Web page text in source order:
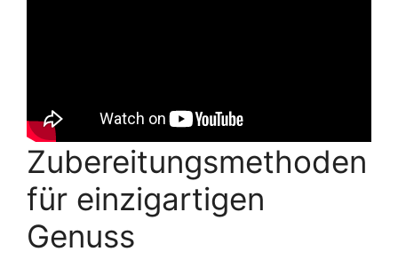
Zubereitungsmethoden
für einzigartigen
Genuss